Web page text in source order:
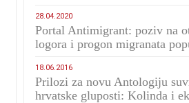
28.04.2020
Portal Antimigrant: poziv na
logora i progon migranata
18.06.2016
Prilozi za novu Antologiju
hrvatske gluposti: Kolinda i